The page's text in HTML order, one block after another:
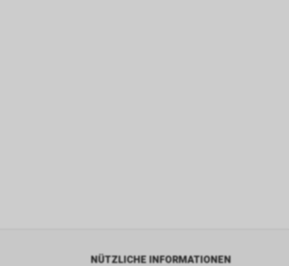
NÜTZLICHE INFORMATIONEN
Dienste zu
die den
Daten des
und